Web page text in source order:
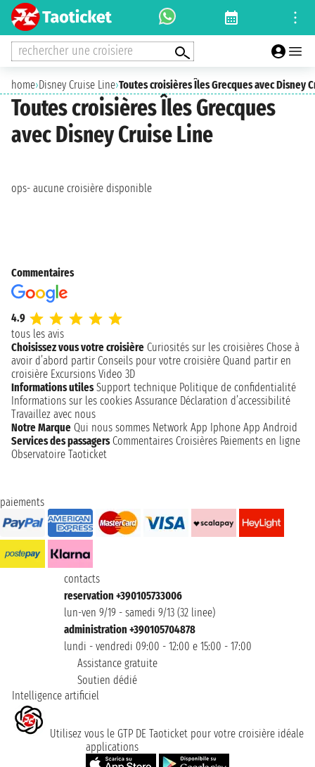
rechercher une croisiere
home›Disney Cruise Line›Toutes croisières Îles Grecques avec Disney
Toutes croisières Îles Grecques
avec Disney Cruise Line
ops- aucune croisière disponible
Commentaires
4.9
tous les avis
Choisissez vous votre croisière Curiosités sur les croisières Chose à
avoir d’abord partir Conseils pour votre croisière Quand partir en
croisière Excursions Video 3D
Informations utiles Support technique Politique de confidentialité
Informations sur les cookies Assurance Déclaration d’accessibilité
Travaillez avec nous
Notre Marque Qui nous sommes Network App Iphone App Android
Services des passagers Commentaires Croisières Paiements en ligne
Observatoire Taoticket
paiements
contacts
reservation +390105733006
lun-ven 9/19 - samedi 9/13 (32 linee)
administration +390105704878
lundi - vendredi 09:00 - 12:00 e 15:00 - 17:00
Assistance gratuite
Soutien dédié
Intelligence artificiel
Utilisez vous le GTP DE Taoticket pour votre croisière idéale
applications